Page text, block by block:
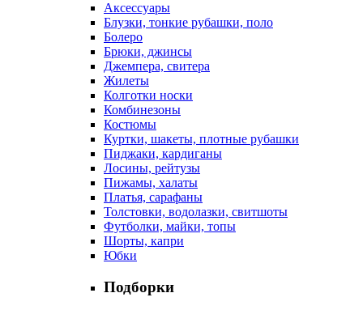
Аксессуары
Блузки, тонкие рубашки, поло
Болеро
Брюки, джинсы
Джемпера, свитера
Жилеты
Колготки носки
Комбинезоны
Костюмы
Куртки, шакеты, плотные рубашки
Пиджаки, кардиганы
Лосины, рейтузы
Пижамы, халаты
Платья, сарафаны
Толстовки, водолазки, свитшоты
Футболки, майки, топы
Шорты, капри
Юбки
Подборки